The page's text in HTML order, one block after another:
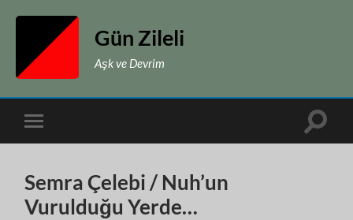
Gün Zileli
Aşk ve Devrim
Toggle
mobile
Toggle
Semra Çelebi / Nuh’un
Vurulduğu Yerde…